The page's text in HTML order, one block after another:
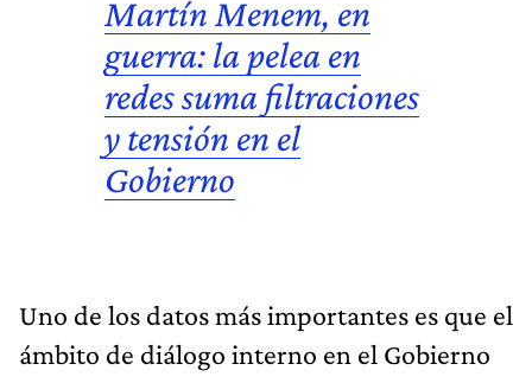
Martín Menem, en
guerra: la pelea en
redes suma filtraciones
y tensión en el
Gobierno
Uno de los datos más importantes es que el
ámbito de diálogo interno en el Gobierno